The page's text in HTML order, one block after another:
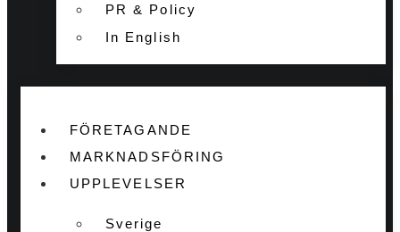
PR & Policy
In English
FÖRETAGANDE
MARKNADSFÖRING
UPPLEVELSER
Sverige